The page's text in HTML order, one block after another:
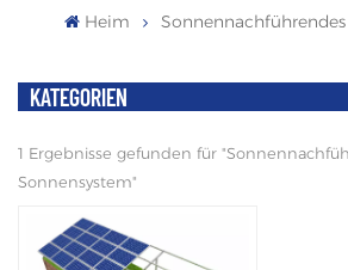
Heim
KATEGORIEN
1 Ergebnisse gefunden für
Sonnensystem"